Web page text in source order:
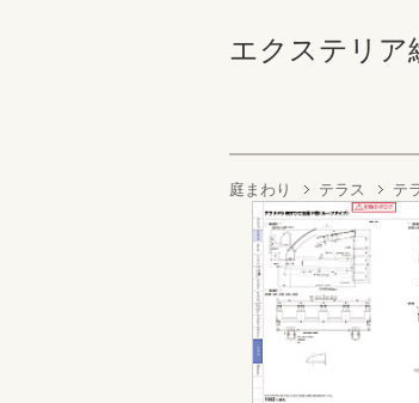
エクステリア
庭まわり テラス テ